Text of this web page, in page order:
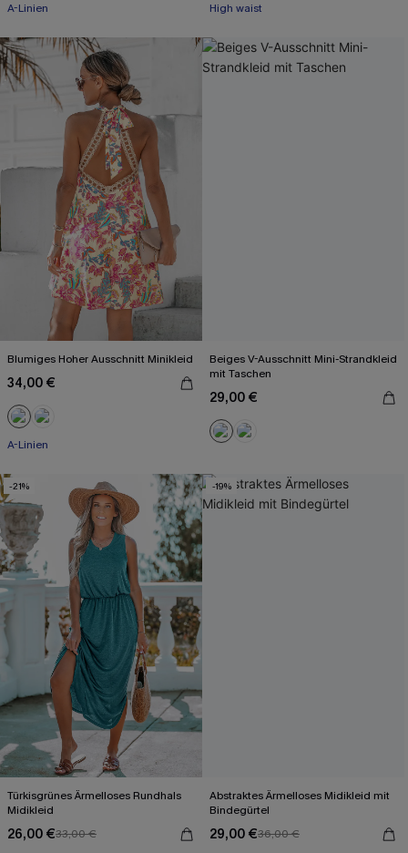
A-Linien High waist
Blumiges Hoher Ausschnitt Minikleid
34,00 €
A-Linien
Beiges V-Ausschnitt Mini-Strandkleid
mit Taschen
29,00 €
-21%
Türkisgrünes Ärmelloses Rundhals
Midikleid
26,00 €33,00 €
-19%
Abstraktes Ärmelloses Midikleid mit
Bindegürtel
29,00 €36,00 €